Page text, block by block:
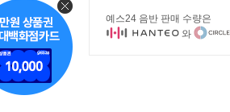
예스24 음반 판매 수량은
와